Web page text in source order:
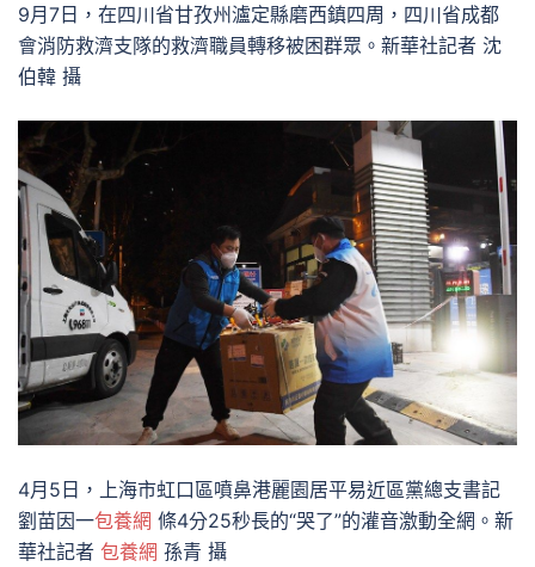
9月7日，在四川省甘孜州瀘定縣磨西鎮四周，四川省成都
會消防救濟支隊的救濟職員轉移被困群眾。新華社記者 沈
伯韓 攝
4月5日，上海市虹口區噴鼻港麗園居平易近區黨總支書記
劉苗因一包養網 條4分25秒長的“哭了”的灌音激動全網。新
華社記者 包養網 孫青 攝